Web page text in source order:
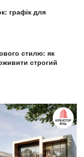
графік для
стилю: як
строгий